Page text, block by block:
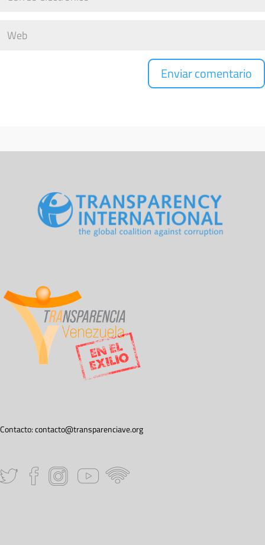
Contacto:contacto@transparenciave.org